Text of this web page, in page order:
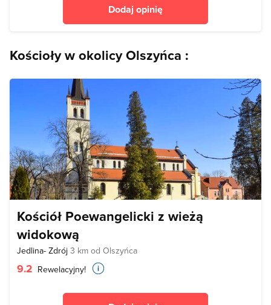
Dodaj opinię
Kościoły w okolicy Olszyńca :
Kościół Poewangelicki z wieżą
widokową
Jedlina- Zdrój 3 km od Olszyńca
9.2 Rewelacyjny!